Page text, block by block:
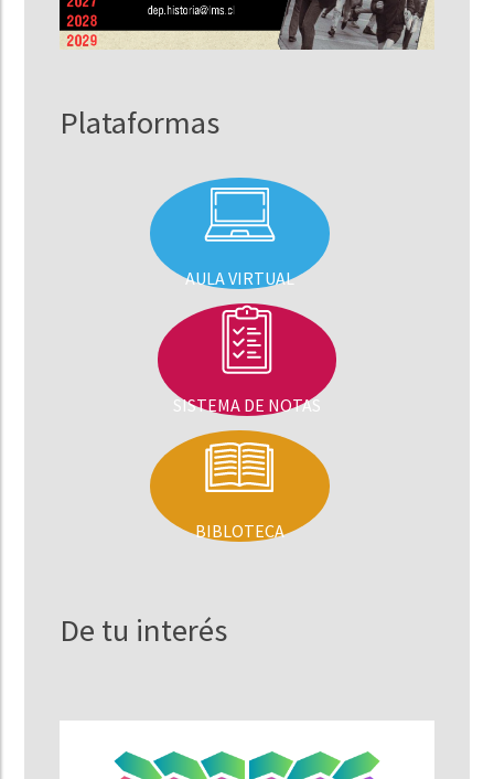
Plataformas
AULA VIRTUAL
SISTEMA DE NOTAS
BIBLOTECA
De tu interés